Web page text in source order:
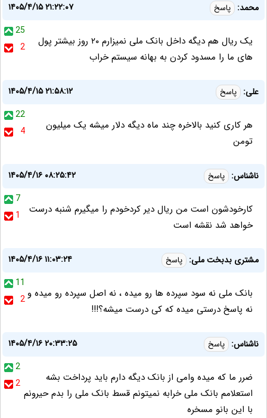
محمد: پاسخ
۱۴۰۵/۴/۱۵ ۲۱:۲۲:۰۷
25
2
یک ریال هم دیگه داخل بانک ملی نمیزارم ۲۰ روز بیشتر پول
های ما را مسدود کردن به بهانه سیستم خراب
علی: پاسخ
۱۴۰۵/۴/۱۵ ۲۱:۵۸:۱۲
22
4
هر کاری کنید بالاخره چند ماه دیگه دلار میشه یک میلیون
تومن
ناشناس: پاسخ
۱۴۰۵/۴/۱۶ ۰۸:۲۵:۴۲
7
1
کارخودشون است من ریال دیر کردخودم را میگیرم شنبه درست
خواهد شد نقشه است
مشتری بدبخت ملی: پاسخ
۱۴۰۵/۴/۱۶ ۱۱:۰۳:۲۴
11
2 بانک ملی نه سود سپرده ها رو میده ، نه اصل سپرده رو میده و
نه پاسخ درستی میده که کی درست میشه؟!!!
ناشناس: پاسخ
۱۴۰۵/۴/۱۶ ۲۰:۳۳:۲۵
2
2
ضرر ما که میده وامی از بانک دیگه دارم باید پرداخت بشه
استعلامم بانک ملی خرابه نمیتونم قسط بانک ملی را بدم حیرونم
با این بانو مسخره